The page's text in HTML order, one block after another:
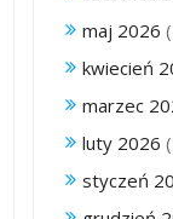
maj 2026
kwiecień
marzec
luty 2026
styczeń